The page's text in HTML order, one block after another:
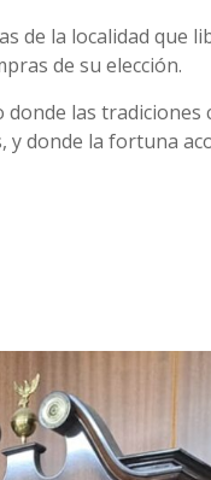
de la localidad que
de su elección.
las
donde la fortuna